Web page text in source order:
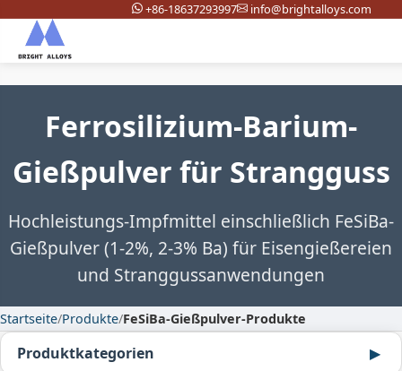
+86-18637293997 info@brightalloys.com
Ferrosilizium-Barium-
Gießpulver für Strangguss
Hochleistungs-Impfmittel einschließlich FeSiBa-
Gießpulver (1-2%, 2-3% Ba) für Eisengießereien
und Stranggussanwendungen
Startseite/Produkte/FeSiBa-Gießpulver-Produkte
Produktkategorien